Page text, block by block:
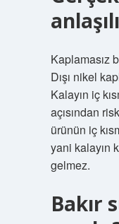
Kaplamasız
Dışı nikel
Kalayın iç
açısından
ürünün iç
yani kalayın
gelmez.
Bakır